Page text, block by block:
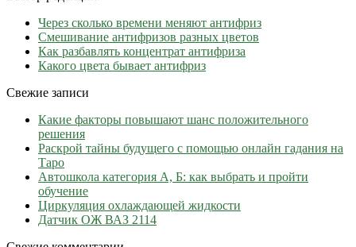
Через сколько времени меняют антифриз
Cмешивание антифризов разных цветов
Как разбавлять концентрат антифриза
Какого цвета бывает антифриз
Свежие записи
Какие факторы повышают шанс положительного
решения
Раскрой тайны будущего с помощью онлайн гадания на
Таро
Автошкола категория А, Б: как выбрать и пройти
обучение
Циркуляция охлаждающей жидкости
Датчик ОЖ ВАЗ 2114